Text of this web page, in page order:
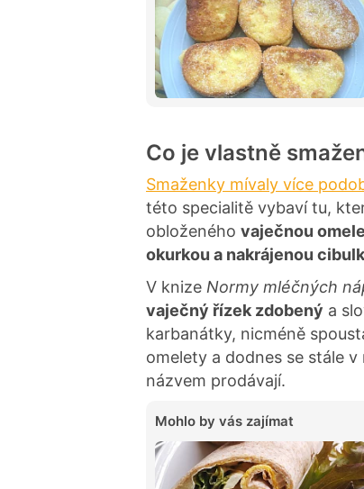
Co je vlastně
Smaženky mívaly více
této specialitě vybaví tu,
obloženého vaječnou
okurkou a nakrájenou
V knize Normy mléčných
vaječný řízek zdobený a
karbanátky, nicméně
omelety a dodnes se stále
názvem prodávají.
Mohlo by vás zajímat